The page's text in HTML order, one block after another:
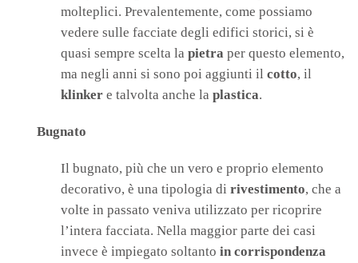
molteplici. Prevalentemente, come possiamo
vedere sulle facciate degli edifici storici, si è
quasi sempre scelta la pietra per questo elemento,
ma negli anni si sono poi aggiunti il cotto, il
klinker e talvolta anche la plastica.
Bugnato
Il bugnato, più che un vero e proprio elemento
decorativo, è una tipologia di rivestimento, che a
volte in passato veniva utilizzato per ricoprire
l’intera facciata. Nella maggior parte dei casi
invece è impiegato soltanto in corrispondenza